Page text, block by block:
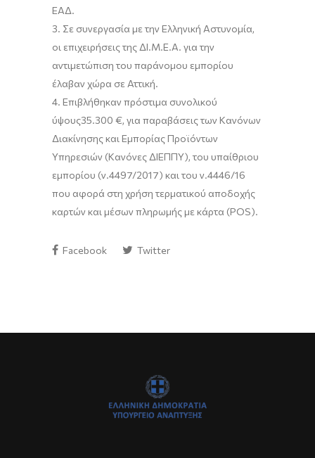
ΕΑΔ.
3. Σε συνεργασία με την Ελληνική Αστυνομία,
οι επιχειρήσειςτης ΔΙ.Μ.Ε.Α. για την
αντιμετώπιση του παράνομου εμπορίου
έλαβαν χώρα σε Αττική.
4. Επιβλήθηκαν πρόστιμα συνολικού
ύψους35.300 €, για παραβάσεις των Κανόνων
Διακίνησης και Εμπορίας Προϊόντων
Υπηρεσιών (Κανόνες ΔΙΕΠΠΥ), του υπαίθριου
εμπορίου (ν.4497/2017) και του ν.4446/16
που αφορά στη χρήση τερματικού αποδοχής
καρτών και μέσων πληρωμής με κάρτα (POS).
Facebook Twitter